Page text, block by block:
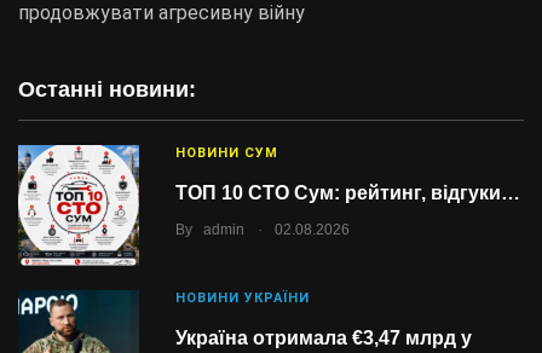
продовжувати агресивну війну
Останні новини:
НОВИНИ СУМ
ТОП 10 СТО Сум: рейтинг, відгуки…
By admin . 02.08.2026
НОВИНИ УКРАЇНИ
Україна отримала €3,47 млрд у